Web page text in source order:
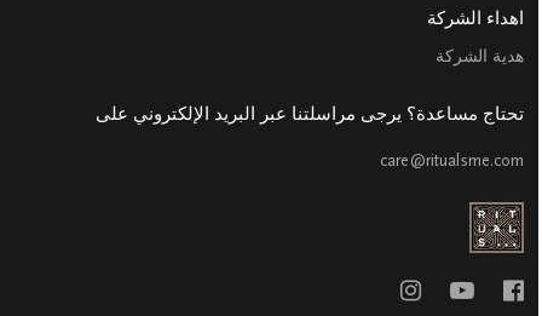
اهداء الشركة
هدية الشركة
تحتاج مساعدة؟ يرجى مراسلتنا عبر البريد الإلكتروني على
care@ritualsme.com